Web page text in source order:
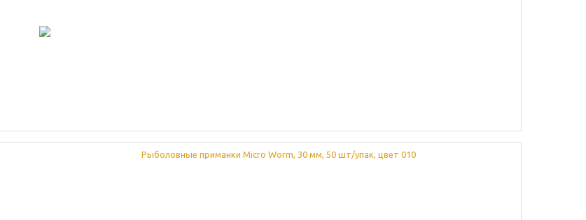
Рыболовные приманки Micro Worm, 30 мм, 50 шт/упак, цвет 010